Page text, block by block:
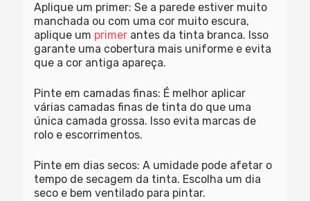
Aplique um primer: Se a parede estiver muito
manchada ou com uma cor muito escura,
aplique um primer antes da tinta branca. Isso
garante uma cobertura mais uniforme e evita
que a cor antiga apareça.
Pinte em camadas finas: É melhor aplicar
várias camadas finas de tinta do que uma
única camada grossa. Isso evita marcas de
rolo e escorrimentos.
Pinte em dias secos: A umidade pode afetar o
tempo de secagem da tinta. Escolha um dia
seco e bem ventilado para pintar.